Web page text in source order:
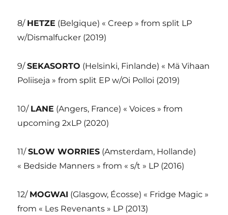
8/ HETZE (Belgique) « Creep » from split LP
w/Dismalfucker (2019)
9/SEKASORTO (Helsinki, Finlande) « Mä Vihaan
Poliiseja » from split EP w/Oi Polloi (2019)
10/ LANE (Angers, France) « Voices » from
upcoming 2xLP (2020)
11/SLOW WORRIES (Amsterdam, Hollande)
« Bedside Manners » from « s/t » LP (2016)
12/ MOGWAI (Glasgow, Écosse) « Fridge Magic »
from « Les Revenants » LP (2013)